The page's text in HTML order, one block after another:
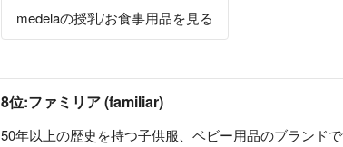
medelaの授乳/お食事用品を見る
8位:ファミリア (familiar)
50年以上の歴史を持つ子供服、ベビー用品のブランド